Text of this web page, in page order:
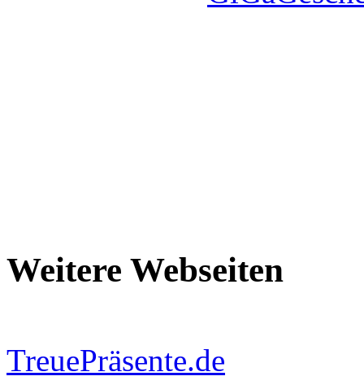
Weitere Webseiten
TreuePräsente.de